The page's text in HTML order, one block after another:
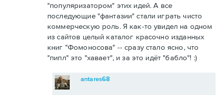
"популяризатором" этих идей. А все
последующие "фантазии" стали играть чисто
коммерческую роль. Я как-то увидел на одном
из сайтов целый каталог красочно изданных
книг "Фомоносова" -- сразу стало ясно, что
"пипл" это "хавает", и за это идёт "бабло"! :)
antares68